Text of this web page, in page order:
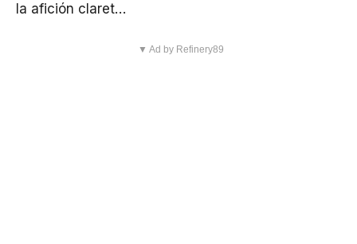
la afición claret…
▼ Ad by Refinery89